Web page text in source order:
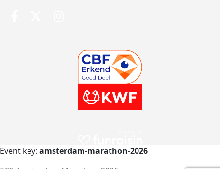
Event key: amsterdam-marathon-2026